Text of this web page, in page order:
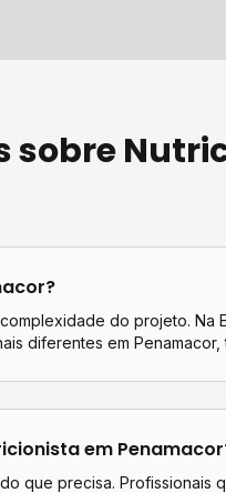
sobre
?
do projeto. Na
diferentes em Penamacor,
em Penamacor
que precisa. Profissionais